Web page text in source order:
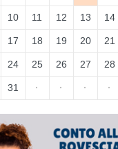
10 11 12 13 14
17 18 19 20 21
24 25 26 27 28
31 · · · ·